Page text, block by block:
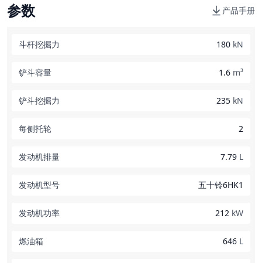
参数 产品手册
斗杆挖掘力 180 kN
铲斗容量 1.6 m³
铲斗挖掘力 235 kN
每侧托轮 2
发动机排量 7.79 L
发动机型号 五十铃6HK1
发动机功率 212 kW
燃油箱 646 L